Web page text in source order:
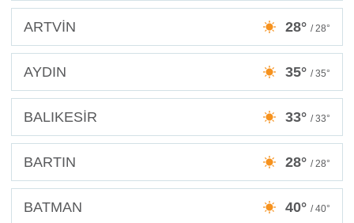
ARTVİN 28° / 28°
AYDIN 35° / 35°
BALIKESİR 33° / 33°
BARTIN 28° / 28°
BATMAN 40° / 40°